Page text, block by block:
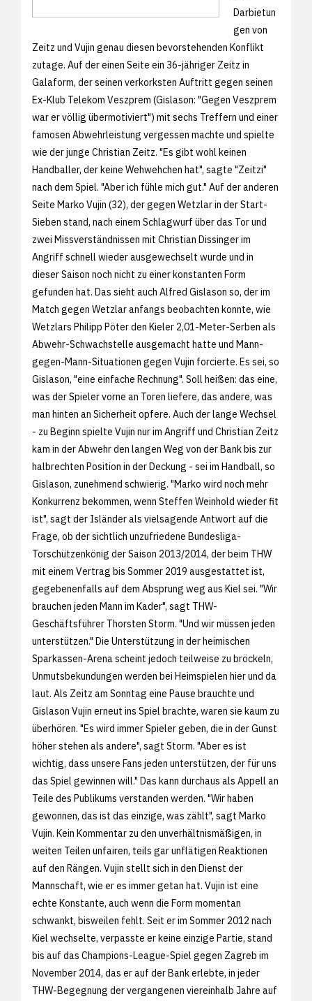
Darbietun
gen von
Zeitz und Vujin genau diesen bevorstehenden Konflikt
zutage. Auf der einen Seite ein 36-jähriger Zeitz in
Galaform, der seinen verkorksten Auftritt gegen seinen
Ex-Klub Telekom Veszprem (Gislason: "Gegen Veszprem
war er völlig übermotiviert") mit sechs Treffern und einer
famosen Abwehrleistung vergessen machte und spielte
wie der junge Christian Zeitz. "Es gibt wohl keinen
Handballer, der keine Wehwehchen hat", sagte "Zeitzi"
nach dem Spiel. "Aber ich fühle mich gut." Auf der anderen
Seite Marko Vujin (32), der gegen Wetzlar in der Start-
Sieben stand, nach einem Schlagwurf über das Tor und
zwei Missverständnissen mit Christian Dissinger im
Angriff schnell wieder ausgewechselt wurde und in
dieser Saison noch nicht zu einer konstanten Form
gefunden hat. Das sieht auch Alfred Gislason so, der im
Match gegen Wetzlar anfangs beobachten konnte, wie
Wetzlars Philipp Pöter den Kieler 2,01-Meter-Serben als
Abwehr-Schwachstelle ausgemacht hatte und Mann-
gegen-Mann-Situationen gegen Vujin forcierte. Es sei, so
Gislason, "eine einfache Rechnung". Soll heißen: das eine,
was der Spieler vorne an Toren liefere, das andere, was
man hinten an Sicherheit opfere. Auch der lange Wechsel
- zu Beginn spielte Vujin nur im Angriff und Christian Zeitz
kam in der Abwehr den langen Weg von der Bank bis zur
halbrechten Position in der Deckung - sei im Handball, so
Gislason, zunehmend schwierig. "Marko wird noch mehr
Konkurrenz bekommen, wenn Steffen Weinhold wieder fit
ist", sagt der Isländer als vielsagende Antwort auf die
Frage, ob der sichtlich unzufriedene Bundesliga-
Torschützenkönig der Saison 2013/2014, der beim THW
mit einem Vertrag bis Sommer 2019 ausgestattet ist,
gegebenenfalls auf dem Absprung weg aus Kiel sei. "Wir
brauchen jeden Mann im Kader", sagt THW-
Geschäftsführer Thorsten Storm. "Und wir müssen jeden
unterstützen." Die Unterstützung in der heimischen
Sparkassen-Arena scheint jedoch teilweise zu bröckeln,
Unmutsbekundungen werden bei Heimspielen hier und da
laut. Als Zeitz am Sonntag eine Pause brauchte und
Gislason Vujin erneut ins Spiel brachte, waren sie kaum zu
überhören. "Es wird immer Spieler geben, die in der Gunst
höher stehen als andere", sagt Storm. "Aber es ist
wichtig, dass unsere Fans jeden unterstützen, der für uns
das Spiel gewinnen will." Das kann durchaus als Appell an
Teile des Publikums verstanden werden. "Wir haben
gewonnen, das ist das einzige, was zählt", sagt Marko
Vujin. Kein Kommentar zu den unverhältnismäßigen, in
weiten Teilen unfairen, teils gar unflätigen Reaktionen
auf den Rängen. Vujin stellt sich in den Dienst der
Mannschaft, wie er es immer getan hat. Vujin ist eine
echte Konstante, auch wenn die Form momentan
schwankt, bisweilen fehlt. Seit er im Sommer 2012 nach
Kiel wechselte, verpasste er keine einzige Partie, stand
bis auf das Champions-League-Spiel gegen Zagreb im
November 2014, das er auf der Bank erlebte, in jeder
THW-Begegnung der vergangenen viereinhalb Jahre auf